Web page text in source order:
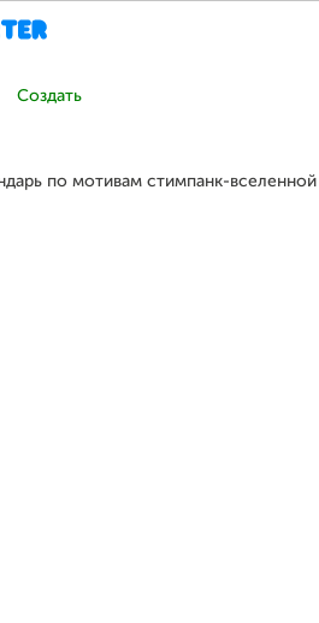
Создать